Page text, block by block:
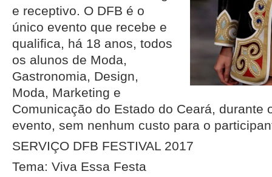
e receptivo. O DFB é o
único evento que recebe e
qualifica, há 18 anos, todos
os alunos de Moda,
Gastronomia, Design,
Moda, Marketing e
Comunicação do Estado do Ceará, durante
evento, sem nenhum custo para o
SERVIÇO DFB FESTIVAL 2017
Tema: Viva Essa Festa